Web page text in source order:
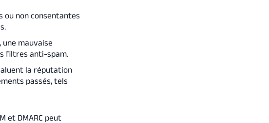
ou non consentantes
mauvaise
filtres anti-spam.
la réputation
passés, tels
et DMARC peut